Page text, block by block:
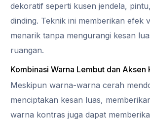
dekoratif seperti kusen jendela,
dinding. Teknik ini memberikan efek
menarik tanpa mengurangi kesan
ruangan.
Kombinasi Warna Lembut dan Aksen
Meskipun warna-warna cerah
menciptakan kesan luas,
warna kontras juga dapat